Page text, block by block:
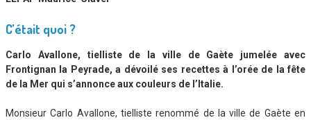
C’était quoi ?
Carlo Avallone, tielliste de la ville de Gaète jumelée avec
Frontignan la Peyrade, a dévoilé ses recettes à l’orée de la fête
de la Mer qui s’annonce aux couleurs de l’Italie.
Monsieur Carlo Avallone, tielliste renommé de la ville de Gaète en